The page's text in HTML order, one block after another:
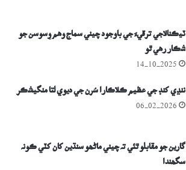
ٽيڪنالاجي ترقيءَ جي باوجود چيني سماج وھم وِسوسن جو
شڪار رھي ٿو
14-10-2025
ننڍي کنڊ جي عظيم ڪلاڪارا سُرن جي ديوي لتا منگيشڪر
06-02-2026
گارين جو مقابلو ٿئي تہ چيني ماڻھو سنڌين کان کٽي ڪونہ
سگھندا